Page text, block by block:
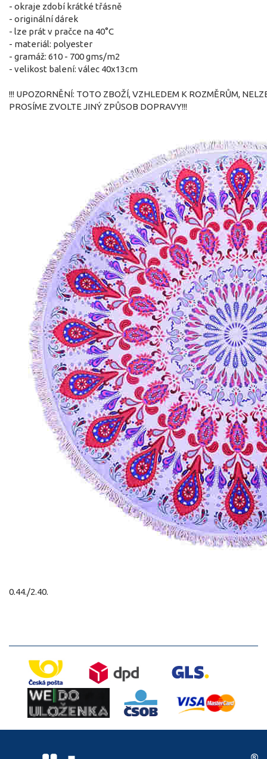
- okraje zdobí krátké třásně
- originální dárek
- lze prát v pračce na 40°C
- materiál: polyester
- gramáž: 610 - 700 gms/m2
- velikost balení: válec 40x13cm
!!! UPOZORNĚNÍ: TOTO ZBOŽÍ, VZHLEDEM K ROZMĚRŮM,
PROSÍME ZVOLTE JINÝ ZPŮSOB DOPRAVY!!!
0.44./2.40.